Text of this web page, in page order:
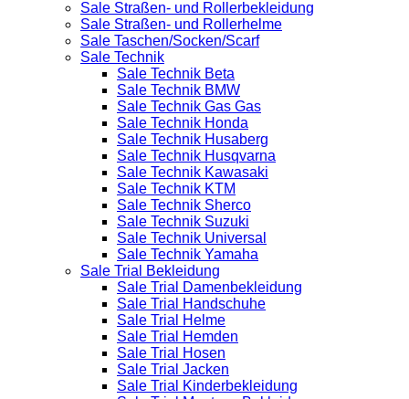
Sale Straßen- und Rollerbekleidung
Sale Straßen- und Rollerhelme
Sale Taschen/Socken/Scarf
Sale Technik
Sale Technik Beta
Sale Technik BMW
Sale Technik Gas Gas
Sale Technik Honda
Sale Technik Husaberg
Sale Technik Husqvarna
Sale Technik Kawasaki
Sale Technik KTM
Sale Technik Sherco
Sale Technik Suzuki
Sale Technik Universal
Sale Technik Yamaha
Sale Trial Bekleidung
Sale Trial Damenbekleidung
Sale Trial Handschuhe
Sale Trial Helme
Sale Trial Hemden
Sale Trial Hosen
Sale Trial Jacken
Sale Trial Kinderbekleidung